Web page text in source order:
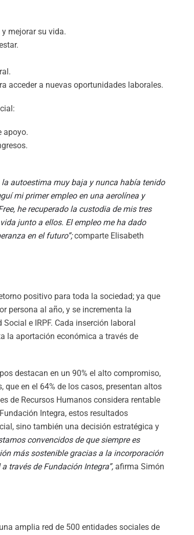
mejorar su vida.
acceder a nuevas oportunidades laborales.
apoyo.
autoestima muy baja y nunca había tenido
mi primer empleo en una aerolínea y
he recuperado la custodia de mis tres
junto a ellos. El empleo me ha dado
en el futuro”;comparte Elisabeth
positivo para toda la sociedad; ya que
persona al año, y se incrementa la
e IRPF. Cada inserción laboral
la aportación económica a través de
destacan en un 90% el alto compromiso,
en el 64% de los casos, presentan altos
de Recursos Humanos considera rentable
Integra, estos resultados
sino también una decisión estratégica y
convencidos de que siempre es
más sostenible gracias a la incorporación
través de Fundación Integra”, afirma Simón
amplia red de 500 entidades sociales de